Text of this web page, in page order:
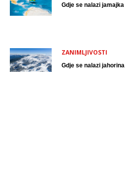
Gdje se nalazi jamajka
ZANIMLJIVOSTI
Gdje se nalazi jahorina